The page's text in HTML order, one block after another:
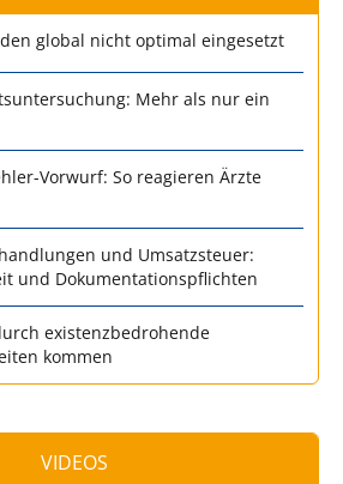
global nicht optimal eingesetzt
Mehr als nur ein
Vorwurf: So reagieren Ärzte
und Umsatzsteuer:
und Dokumentationspflichten
existenzbedrohende
kommen
VIDEOS